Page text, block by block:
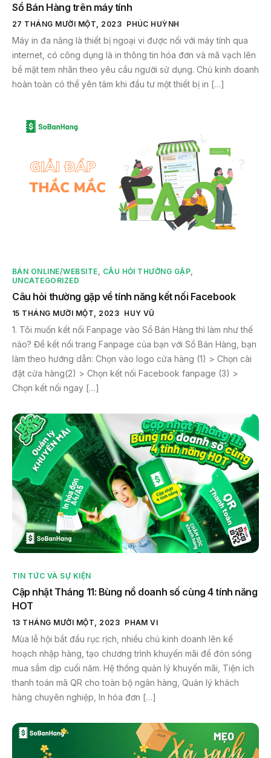
Sổ Bán Hàng trên máy tính
27 THÁNG MƯỜI MỘT, 2023 PHÚC HUỲNH
Máy in đa năng là thiết bị ngoại vi được nối với máy tính qua
internet, có công dụng là in thông tin hóa đơn và mã vạch lên
bề mặt tem nhãn theo yêu cầu người sử dụng. Chủ kinh doanh
hoàn toàn có thể yên tâm khi đầu tư một thiết bị in […]
BÁN ONLINE/WEBSITE, CÂU HỎI THƯỜNG GẶP,
UNCATEGORIZED
Câu hỏi thường gặp về tính năng kết nối Facebook
15 THÁNG MƯỜI MỘT, 2023 HUY VŨ
1. Tôi muốn kết nối Fanpage vào Sổ Bán Hàng thì làm như thế
nào? Để kết nối trang Fanpage của bạn với Sổ Bán Hàng, bạn
làm theo hướng dẫn: Chọn vào logo cửa hàng (1) > Chọn cài
đặt cửa hàng(2) > Chọn kết nối Facebook fanpage (3) >
Chọn kết nối ngay […]
TIN TỨC VÀ SỰ KIỆN
Cập nhật Tháng 11: Bùng nổ doanh số cùng 4 tính năng
HOT
13 THÁNG MƯỜI MỘT, 2023 PHAM VI
Mùa lễ hội bắt đầu rục rịch, nhiều chủ kinh doanh lên kế
hoạch nhập hàng, tạo chương trình khuyến mãi để đón sóng
mua sắm dịp cuối năm. Hệ thống quản lý khuyến mãi, Tiện ích
thanh toán mã QR cho toàn bộ ngân hàng, Quản lý khách
hàng chuyên nghiệp, In hóa đơn […]